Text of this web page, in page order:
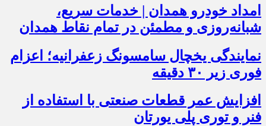
امداد خودرو همدان | خدمات سریع،
شبانه‌روزی و مطمئن در تمام نقاط همدان
نمایندگی یخچال سامسونگ زعفرانیه؛ اعزام
فوری زیر ۳۰ دقیقه
افزایش عمر قطعات صنعتی با استفاده از
فنر و توری پلی یورتان